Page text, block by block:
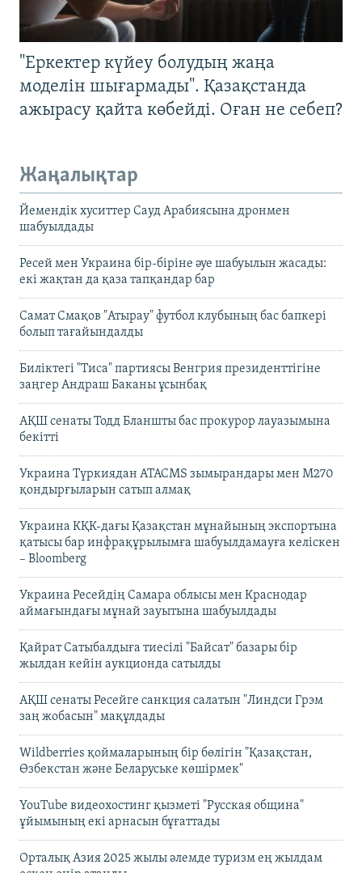
"Еркектер күйеу болудың жаңа
моделін шығармады". Қазақстанда
ажырасу қайта көбейді. Оған не себеп?
Жаңалықтар
Йемендік хуситтер Сауд Арабиясына дронмен
шабуылдады
Ресей мен Украина бір-біріне әуе шабуылын жасады:
екі жақтан да қаза тапқандар бар
Самат Смақов "Атырау" футбол клубының бас бапкері
болып тағайындалды
Биліктегі "Тиса" партиясы Венгрия президенттігіне
заңгер Андраш Баканы ұсынбақ
АҚШ сенаты Тодд Бланшты бас прокурор лауазымына
бекітті
Украина Түркиядан ATACMS зымырандары мен M270
қондырғыларын сатып алмақ
Украина КҚК-дағы Қазақстан мұнайының экспортына
қатысы бар инфрақұрылымға шабуылдамауға келіскен
– Bloomberg
Украина Ресейдің Самара облысы мен Краснодар
аймағындағы мұнай зауытына шабуылдады
Қайрат Сатыбалдыға тиесілі "Байсат" базары бір
жылдан кейін аукционда сатылды
АҚШ сенаты Ресейге санкция салатын "Линдси Грэм
заң жобасын" мақұлдады
Wildberries қоймаларының бір бөлігін "Қазақстан,
Өзбекстан және Беларуське көшірмек"
YouTube видеохостинг қызметі "Русская община"
ұйымының екі арнасын бұғаттады
Орталық Азия 2025 жылы әлемде туризм ең жылдам